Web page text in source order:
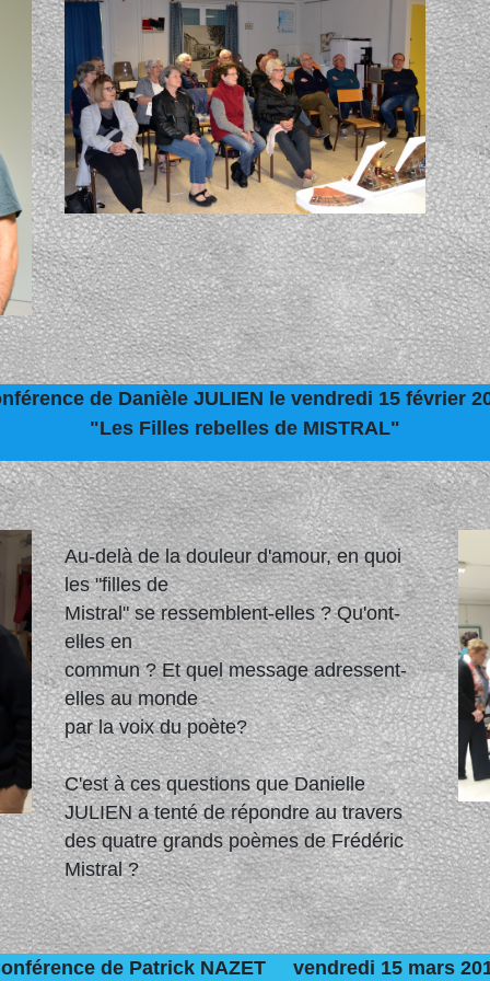
de Danièle JULIEN le vendredi 15 février
"Les Filles rebelles de MISTRAL"
Au-delà de la douleur d'amour, en quoi
les "filles de
Mistral" se ressemblent-elles ? Qu'ont-
elles en
commun ? Et quel message adressent-
elles au monde
par la voix du poète?
C'est à ces questions que Danielle
JULIEN a tenté de répondre au travers
des quatre grands poèmes de Frédéric
Mistral ?
de Patrick NAZET vendredi 15 mars